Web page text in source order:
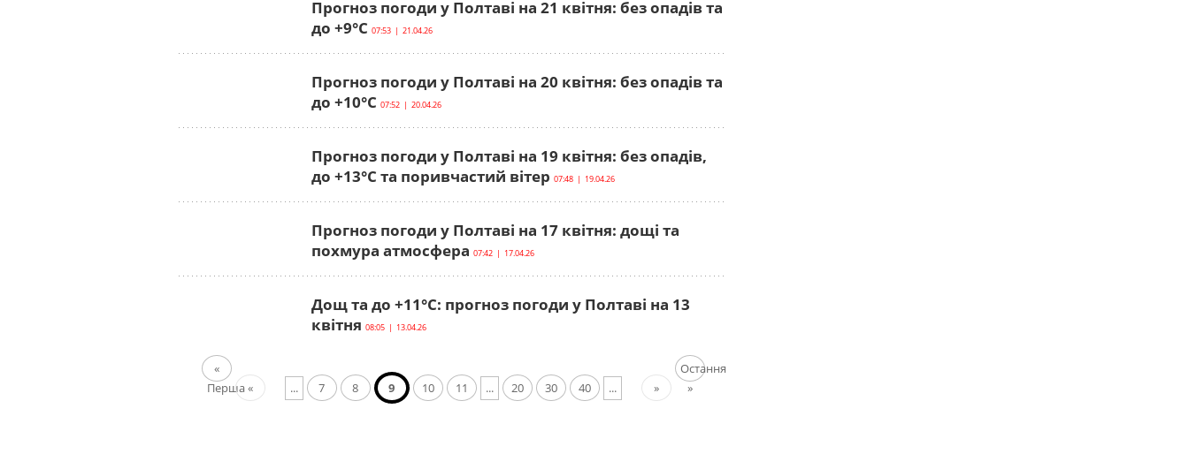
Прогноз погоди у Полтаві на 21 квітня: без опадів та
до +9°С 07:53 | 21.04.26
Прогноз погоди у Полтаві на 20 квітня: без опадів та
до +10°С 07:52 | 20.04.26
Прогноз погоди у Полтаві на 19 квітня: без опадів,
до +13°С та поривчастий вітер 07:48 | 19.04.26
Прогноз погоди у Полтаві на 17 квітня: дощі та
похмура атмосфера 07:42 | 17.04.26
Дощ та до +11°С: прогноз погоди у Полтаві на 13
квітня 08:05 | 13.04.26
«
Перша« ... 7 8 9 10 11 ... 20 30 40 ... »
Остання
»